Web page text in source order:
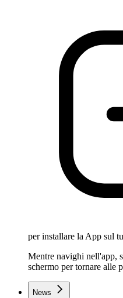
per installare la App sul
Mentre navighi nell'app,
schermo per tornare alle
News